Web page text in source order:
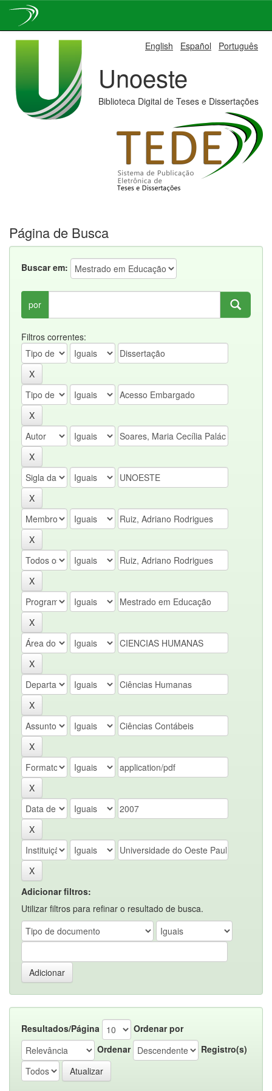
English Español Português
Unoeste
Biblioteca Digital de Teses e Dissertações
Página de Busca
Buscar em:
por
Filtros correntes:
Adicionar filtros:
Utilizar filtros para refinar o resultado de busca.
Resultados/Página
Ordenar por
Ordenar
Registro(s)